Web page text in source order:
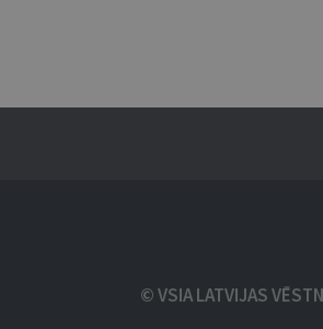
© VSIA LATVIJAS